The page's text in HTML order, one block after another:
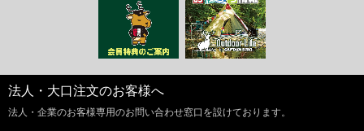
法人・大口注文のお客様へ
法人・企業のお客様専用のお問い合わせ窓口を設けております。